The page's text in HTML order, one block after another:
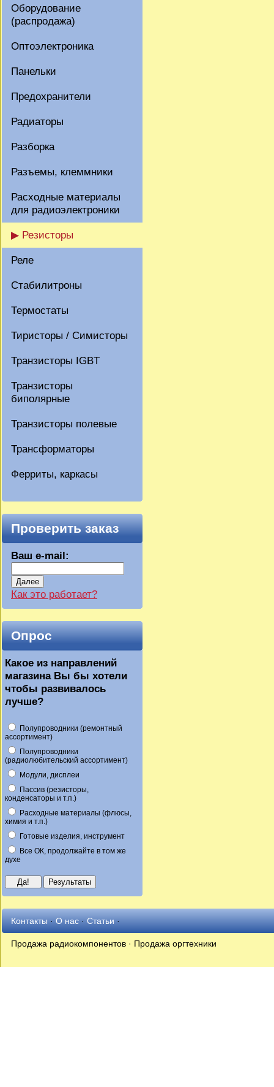
Оборудование
(распродажа)
Оптоэлектроника
Панельки
Предохранители
Радиаторы
Разборка
Разъемы, клеммники
Расходные материалы
для радиоэлектроники
▶ Резисторы
Реле
Стабилитроны
Термостаты
Тиристоры / Симисторы
Транзисторы IGBT
Транзисторы
биполярные
Транзисторы полевые
Трансформаторы
Ферриты, каркасы
Проверить заказ
Ваш e-mail:
Далее
Как это работает?
Опрос
Какое из направлений
магазина Вы бы хотели
чтобы развивалось
лучше?
Полупроводники (ремонтный
ассортимент)
Полупроводники
(радиолюбительский ассортимент)
Модули, дисплеи
Пассив (резисторы,
конденсаторы и т.п.)
Расходные материалы (флюсы,
химия и т.п.)
Готовые изделия, инструмент
Все ОК, продолжайте в том же
духе
Контакты·О нас·Статьи·
Продажа радиокомпонентов · Продажа оргтехники